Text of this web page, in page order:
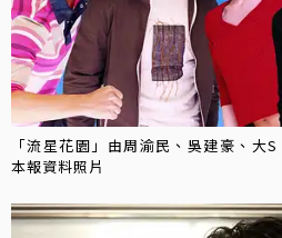
「流星花園」由周渝民、吳建豪、大
本報資料照片